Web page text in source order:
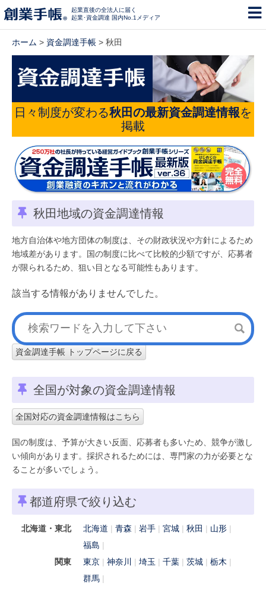
起業直後の全法人に届く
起業･資金調達 国内No.1メディア
ホーム > 資金調達手帳 > 秋田
日々制度が変わる秋田の最新資金調達情報を
掲載
秋田地域の資金調達情報
地方自治体や地方団体の制度は、その財政状況や方針によるため
地域差があります。国の制度に比べて比較的少額ですが、応募者
が限られるため、狙い目となる可能性もあります。
該当する情報がありませんでした。
資金調達手帳 トップページに戻る
全国が対象の資金調達情報
全国対応の資金調達情報はこちら
国の制度は、予算が大きい反面、応募者も多いため、競争が激し
い傾向があります。採択されるためには、専門家の力が必要とな
ることが多いでしょう。
都道府県で絞り込む
北海道・東北 北海道 青森 岩手 宮城 秋田
山形
福島
関東
東京 神奈川 埼玉 千葉 茨城
栃木
群馬